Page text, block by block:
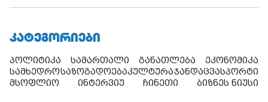
ᲙᲐᲢᲔᲒᲝᲠᲘᲔᲑᲘ
პოლიტიკა სამართალი განათლება
ეკონომიკა
სამხედროსაზოგადოებაკულტურაჯანდაცვასპორტი
მსოფლიო
ინტერვიუ ჩინეთი ბიზნეს ნიუსი